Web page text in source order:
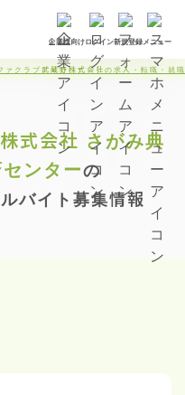
企業様向けログイン新規登録メニュー
ァクラブ武蔵野株式会社の求人・転職・就
式会社 さがみ典
ンターの
バイト募集情報